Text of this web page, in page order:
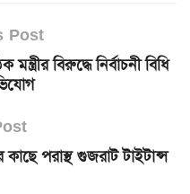
Post
বিরুদ্ধে নির্বাচনী বিধি
কাছে পরাস্থ গুজরাট টাইটান্স